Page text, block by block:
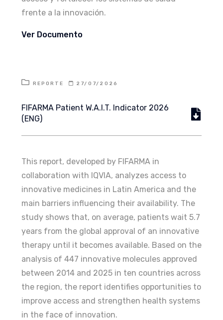
frente a la innovación.
Ver Documento
REPORTE 27/07/2026
FIFARMA Patient W.A.I.T. Indicator 2026
(ENG)
This report, developed by FIFARMA in
collaboration with IQVIA, analyzes access to
innovative medicines in Latin America and the
main barriers influencing their availability. The
study shows that, on average, patients wait 5.7
years from the global approval of an innovative
therapy until it becomes available. Based on the
analysis of 447 innovative molecules approved
between 2014 and 2025 in ten countries across
the region, the report identifies opportunities to
improve access and strengthen health systems
in the face of innovation.